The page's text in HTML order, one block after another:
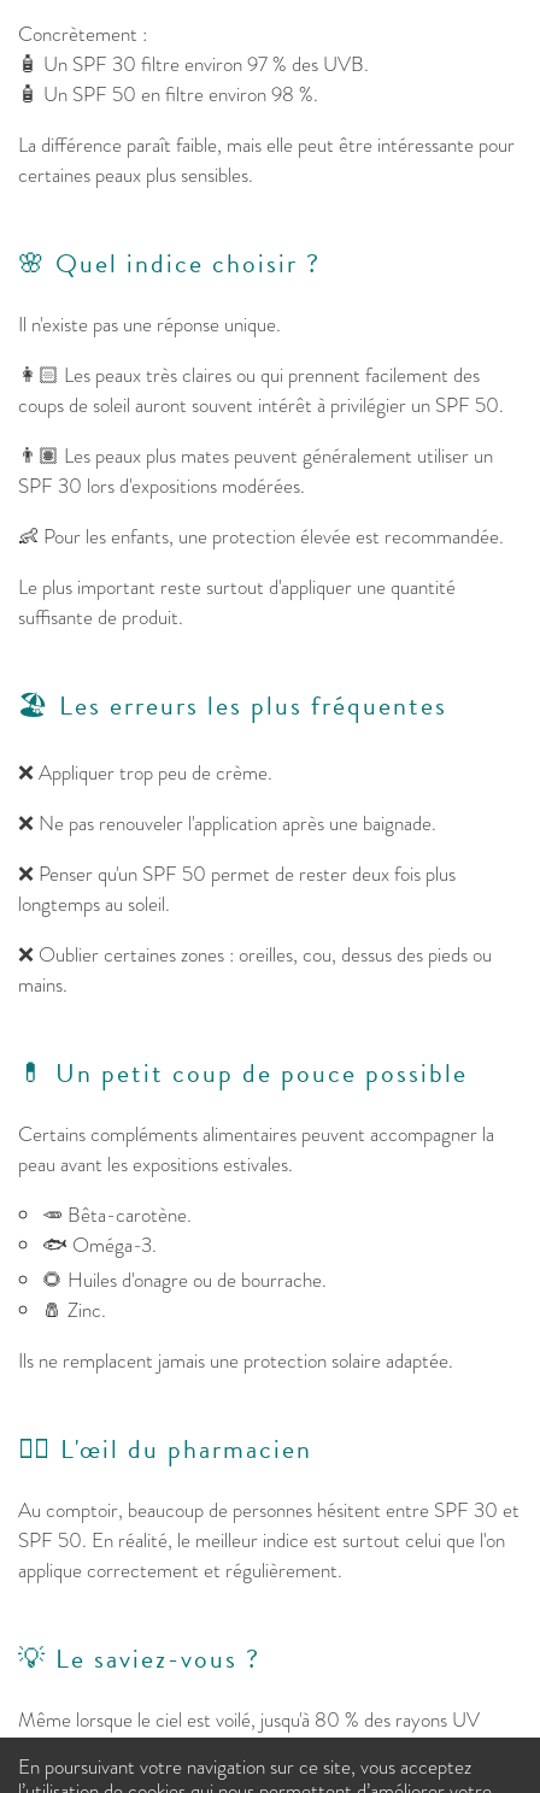
Concrètement :
🧴 Un SPF 30 filtre environ 97 % des UVB.
🧴 Un SPF 50 en filtre environ 98 %.
La différence paraît faible, mais elle peut être intéressante pour
certaines peaux plus sensibles.
🌸 Quel indice choisir ?
Il n'existe pas une réponse unique.
👩🏻 Les peaux très claires ou qui prennent facilement des
coups de soleil auront souvent intérêt à privilégier un SPF 50.
👨🏽 Les peaux plus mates peuvent généralement utiliser un
SPF 30 lors d'expositions modérées.
👶 Pour les enfants, une protection élevée est recommandée.
Le plus important reste surtout d'appliquer une quantité
suffisante de produit.
🏖️ Les erreurs les plus fréquentes
❌ Appliquer trop peu de crème.
❌ Ne pas renouveler l'application après une baignade.
❌ Penser qu'un SPF 50 permet de rester deux fois plus
longtemps au soleil.
❌ Oublier certaines zones : oreilles, cou, dessus des pieds ou
mains.
💊 Un petit coup de pouce possible
Certains compléments alimentaires peuvent accompagner la
peau avant les expositions estivales.
🥕 Bêta-carotène.
🐟 Oméga-3.
🌻 Huiles d'onagre ou de bourrache.
🧂 Zinc.
Ils ne remplacent jamais une protection solaire adaptée.
👩‍⚕️ L'œil du pharmacien
Au comptoir, beaucoup de personnes hésitent entre SPF 30 et
SPF 50. En réalité, le meilleur indice est surtout celui que l'on
applique correctement et régulièrement.
💡 Le saviez-vous ?
Même lorsque le ciel est voilé, jusqu'à 80 % des rayons UV
En poursuivant votre navigation sur ce site, vous acceptez